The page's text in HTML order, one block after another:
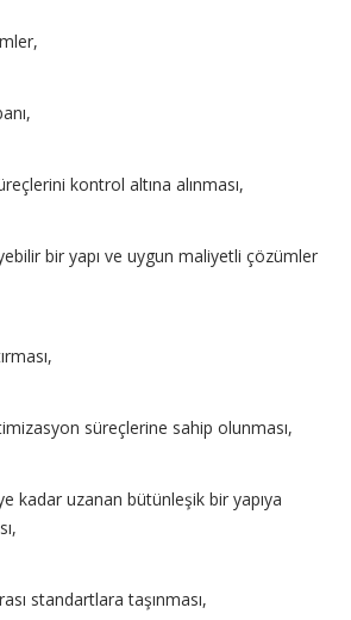
kontrol altına alınması,
bir yapı ve uygun maliyetli çözümler
süreçlerine sahip olunması,
kadar uzanan bütünleşik bir yapıya
standartlara taşınması,